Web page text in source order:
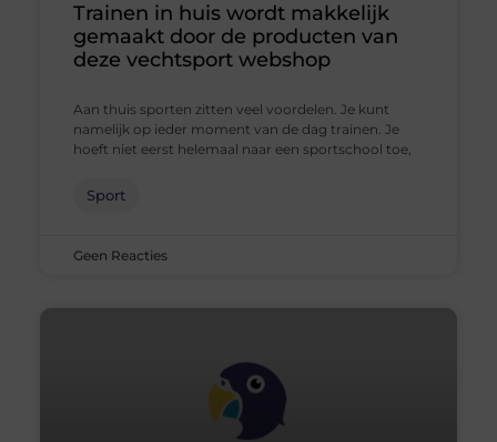
Trainen in huis wordt makkelijk
gemaakt door de producten van
deze vechtsport webshop
Aan thuis sporten zitten veel voordelen. Je kunt
namelijk op ieder moment van de dag trainen. Je
hoeft niet eerst helemaal naar een sportschool toe,
Sport
Geen Reacties